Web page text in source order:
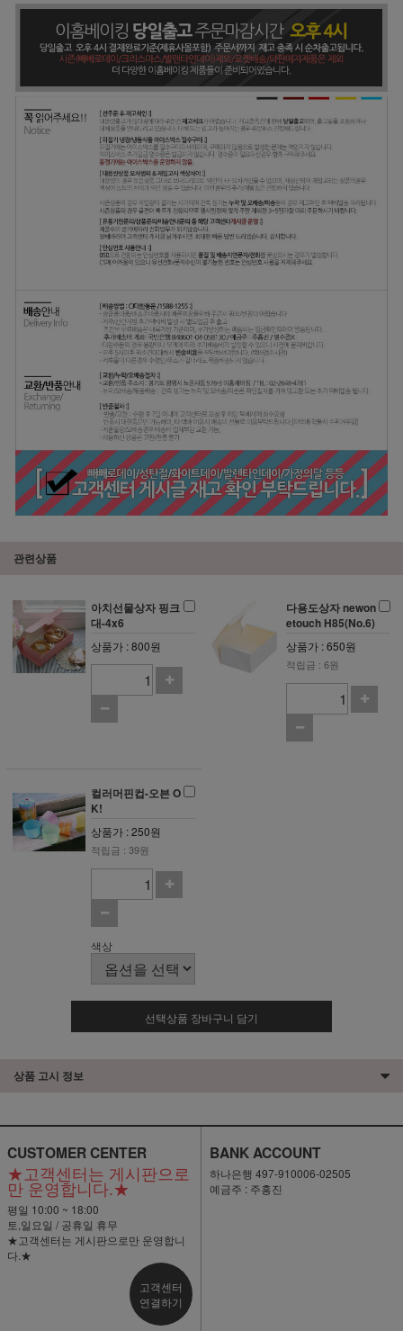
관련상품
아치선물상자 핑크
대-4x6
상품가 : 800원
다용도상자 newon
etouch H85(No.6)
상품가 : 650원
적립금 : 6원
컬러머핀컵-오븐 O
K!
상품가 : 250원
적립금 : 39원
색상
선택상품 장바구니 담기
상품 고시 정보
CUSTOMER CENTER
★고객센터는 게시판으로
만 운영합니다.★
평일 10:00 ~ 18:00
토,일요일 / 공휴일 휴무
★고객센터는 게시판으로만 운영합니
다.★
고객센터
연결하기
BANK ACCOUNT
하나은행 497-910006-02505
예금주 : 주홍진